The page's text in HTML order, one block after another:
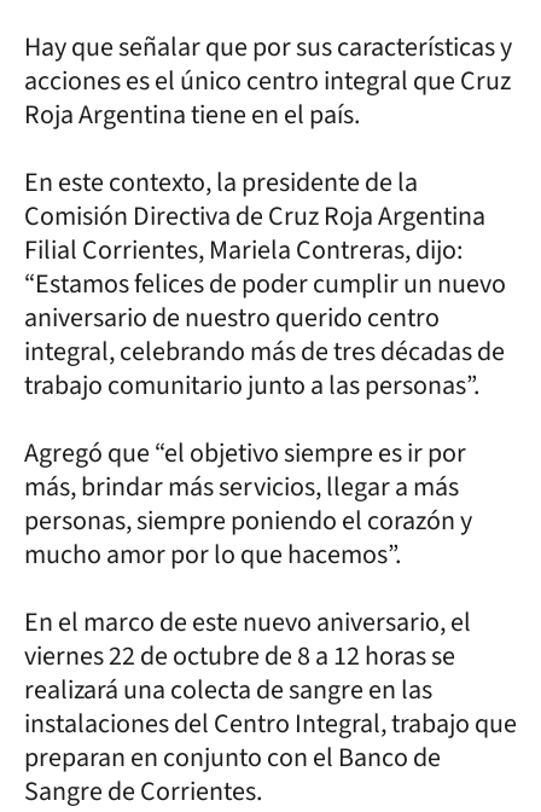
Hay que señalar que por sus características y
acciones es el único centro integral que Cruz
Roja Argentina tiene en el país.
En este contexto, la presidente de la
Comisión Directiva de Cruz Roja Argentina
Filial Corrientes, Mariela Contreras, dijo:
“Estamos felices de poder cumplir un nuevo
aniversario de nuestro querido centro
integral, celebrando más de tres décadas de
trabajo comunitario junto a las personas”.
Agregó que “el objetivo siempre es ir por
más, brindar más servicios, llegar a más
personas, siempre poniendo el corazón y
mucho amor por lo que hacemos”.
En el marco de este nuevo aniversario, el
viernes 22 de octubre de 8 a 12 horas se
realizará una colecta de sangre en las
instalaciones del Centro Integral, trabajo que
preparan en conjunto con el Banco de
Sangre de Corrientes.